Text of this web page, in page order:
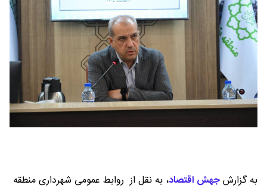
به گزارشجهش اقتصاد، به نقل از روابط عمومی شهرداری منطقه